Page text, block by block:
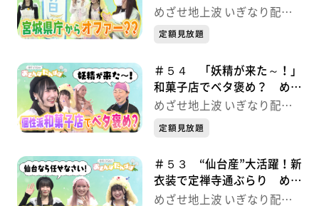
ざせ地上波 いぎなり配信
めざせ地上波 いぎなり配信
中！
定額見放題
＃５４ 「妖精が来た～！」
和菓子店でベタ褒め？ めざ
せ地上波 いぎなり配信中！
めざせ地上波 いぎなり配信
中！
定額見放題
＃５３ “仙台産”大活躍！新
衣装で定禅寺通ぶらり めざ
せ地上波 いぎなり配信中！
めざせ地上波 いぎなり配信